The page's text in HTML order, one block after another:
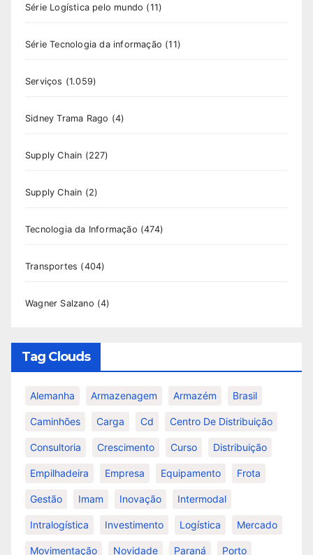
Série Logística pelo mundo (11)
Série Tecnologia da informação (11)
Serviços (1.059)
Sidney Trama Rago (4)
Supply Chain (227)
Supply Chain (2)
Tecnologia da Informação (474)
Transportes (404)
Wagner Salzano (4)
Tag Clouds
Alemanha Armazenagem Armazém Brasil
Caminhões Carga Cd Centro De Distribuição
Consultoria Crescimento Curso Distribuição
Empilhadeira Empresa Equipamento Frota
Gestão Imam Inovação Intermodal
Intralogística Investimento Logística Mercado
Movimentação Novidade Paraná Porto